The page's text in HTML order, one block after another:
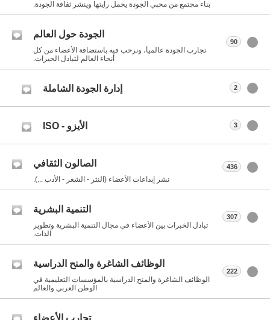
بناء مجتمع من محبي الجودة يحمل رايتها وينشر ثقافة الجودة.
الجودة حول العالم
تجارب الجودة عالمياً، ونرحب فيه باستضافة الأعضاء من كل
أنحاء العالم لتبادل الخبرات.
90
إدارة الجودة الشاملة 2
الأيزو - ISO 3
الصالون الثقافي
نشر إبداعات الأعضاء (النثر - الشعر - الأدب ...).
436
التنمية البشرية
تبادل الخبرات بين الأعضاء في مجال التنمية البشرية وتطوير
الذات.
307
الوظائف الشاغرة والمنح الدراسية
الوظائف الشاغرة والمنح الدراسية بالمؤسسات التعليمية في
الوطن العربي والعالم
222
تجارب الأعضاء